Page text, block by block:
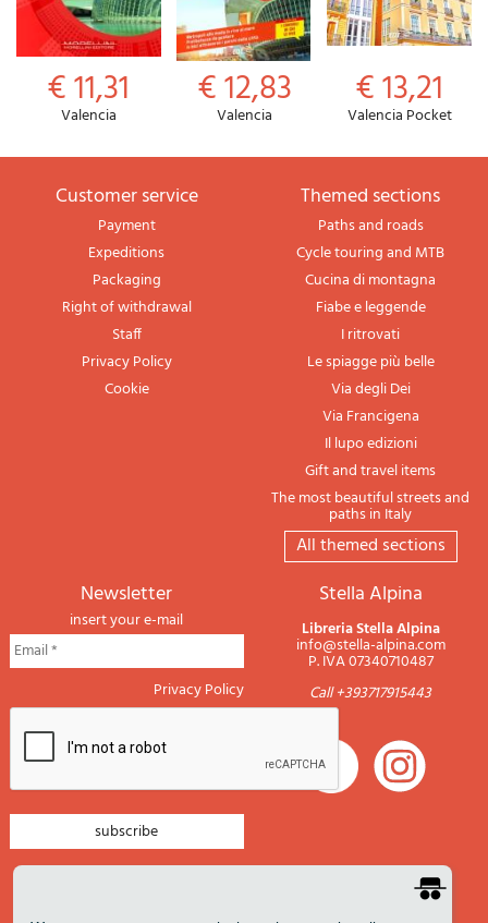
€ 11,31
Valencia
€ 12,83
Valencia
€ 13,21
Valencia Pocket
Customer service
Payment
Expeditions
Packaging
Right of withdrawal
Staff
Privacy Policy
Cookie
themed sections
Paths and roads
Cycle touring and MTB
Cucina di montagna
Fiabe e leggende
I ritrovati
Le spiagge più belle
Via degli Dei
Via Francigena
Il lupo edizioni
Gift and travel items
The most beautiful streets and
paths in Italy
All themed sections
newsletter
insert your e-mail
Privacy Policy
Stella Alpina
Libreria Stella Alpina
info@stella-alpina.com
P. IVA 07340710487
Call +393717915443